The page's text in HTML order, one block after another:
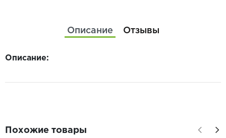
Описание Отзывы
Описание:
Похожие товары